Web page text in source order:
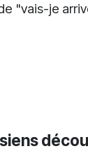
"vais-je